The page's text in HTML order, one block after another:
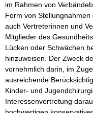
im Rahmen von
Form von
auch Vertreterinnen und
Mitglieder des
Lücken oder Schwächen
hinzuweisen. Der Zweck
vornehmlich darin, im
ausreichende
Kinder- und
Interessenvertretung